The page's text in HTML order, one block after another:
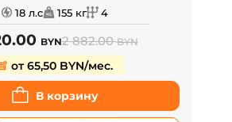
18 л.с 155 кг 4
BYN2 882.00BYN
от 65,50 BYN/мес.
В корзину